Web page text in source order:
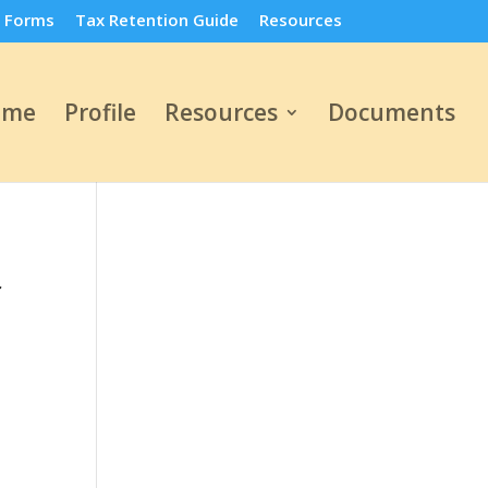
Tax Retention Guide Resources
Profile Resources Documents